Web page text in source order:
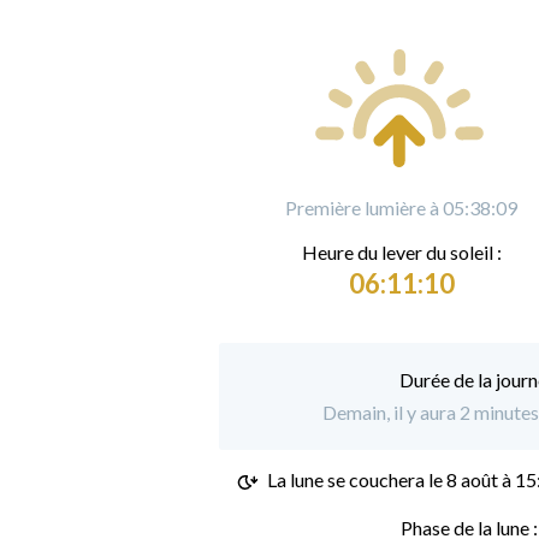
Première lumière à 05:38:09
Heure du lever du soleil :
06:11:10
Durée de la
Demain, il y aura 2
La lune se couchera le8 août à
Phase de la